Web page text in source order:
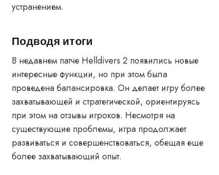
устранением.
Подводя итоги
В недавнем патче Helldivers 2 появились новые
интересные функции, но при этом была
проведена балансировка. Он делает игру более
захватывающей и стратегической, ориентируясь
при этом на отзывы игроков. Несмотря на
существующие проблемы, игра продолжает
развиваться и совершенствоваться, обещая еще
более захватывающий опыт.